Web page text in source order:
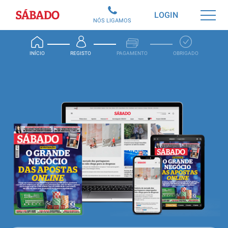
Sábado
INÍCIO REGISTO PAGAMENTO OBRIGADO
LOGIN
NÓS LIGAMOS